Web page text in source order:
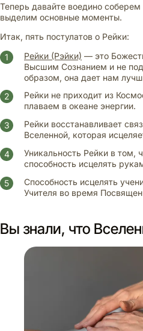
Теперь давайте воедино
выделим основные моменты.
Итак, пять постулатов о Рейки:
Рейки (Рэйки) — это
Высшим Сознанием и не
образом, она дает нам
Рейки не приходит из
плаваем в океане энергии.
Рейки восстанавливает
Вселенной, которая
Уникальность Рейки в том,
способность исцелять
Способность исцелять
Учителя во время
Вы знали, что